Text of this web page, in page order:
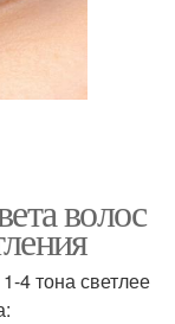
волос
4 тона светлее